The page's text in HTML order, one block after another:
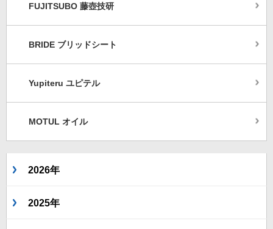
FUJITSUBO 藤壺技研
BRIDE ブリッドシート
Yupiteru ユピテル
MOTUL オイル
2026年
2025年